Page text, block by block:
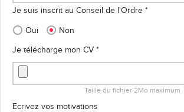
Je suis inscrit au Conseil de l'Ordre *
Oui
Non
Je télécharge mon CV *
Taille du fichier 2Mo maximum
Ecrivez vos motivations